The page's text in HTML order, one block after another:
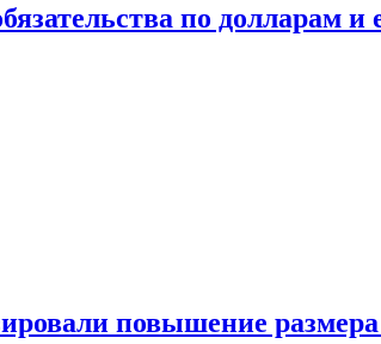
по долларам и
повышение